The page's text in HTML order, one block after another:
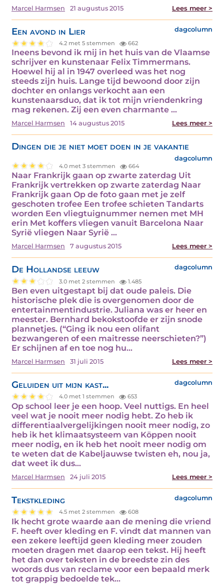
Marcel Harmsen 21 augustus 2015 Lees meer >
Een avond in Lier dagcolumn
4.2 met 5 stemmen 662
Ineens bevond ik mij in het huis van de Vlaamse
schrijver en kunstenaar Felix Timmermans.
Hoewel hij al in 1947 overleed was het nog
steeds zijn huis. Lange tijd bewoond door zijn
dochter en onlangs verkocht aan een
kunstenaarsduo, dat ik tot mijn vriendenkring
mag rekenen. Zij een even charmante ...
Marcel Harmsen 14 augustus 2015 Lees meer >
Dingen die je niet moet doen in je vakantie
dagcolumn
4.0 met 3 stemmen 664
Naar Frankrijk gaan op zwarte zaterdag Uit
Frankrijk vertrekken op zwarte zaterdag Naar
Frankrijk gaan Op de foto gaan met je zelf
geschoten trofee Een trofee schieten Tandarts
worden Een vliegtuignummer nemen met MH
erin Met koffers vliegen vanuit Barcelona Naar
Syrië vliegen Naar Syrië ...
Marcel Harmsen 7 augustus 2015 Lees meer >
De Hollandse leeuw dagcolumn
3.0 met 2 stemmen 1.485
Ben even uitgestapt bij dat oude paleis. Die
historische plek die is overgenomen door de
entertainmentindustrie. Juliana was er heer en
meester. Bernhard bekokstoofde er zijn snode
plannetjes. (“Ging ik nou een olifant
bezwangeren of een maitresse neerschieten?”)
Er schijnen af en toe nog hu...
Marcel Harmsen 31 juli 2015 Lees meer >
Geluiden uit mijn kast... dagcolumn
4.0 met 1 stemmen 653
Op school leer je een hoop. Veel nuttigs. En heel
veel wat je nooit meer nodig hebt. Zo heb ik
differentiaalvergelijkingen nooit meer nodig, zo
heb ik het klimaatsysteem van Köppen nooit
meer nodig, en ik heb het nooit meer nodig om
te weten dat de Kabeljauwse twisten eh, nou ja,
dat weet ik dus...
Marcel Harmsen 24 juli 2015 Lees meer >
Tekstkleding dagcolumn
4.5 met 2 stemmen 608
Ik hecht grote waarde aan de mening die vriend
F. heeft over kleding en F. vindt dat mannen van
een zekere leeftijd geen kleding meer zouden
moeten dragen met daarop een tekst. Hij heeft
het dan over teksten in de breedste zin des
woords dus van reclame voor een bepaald merk
tot grappig bedoelde tek...